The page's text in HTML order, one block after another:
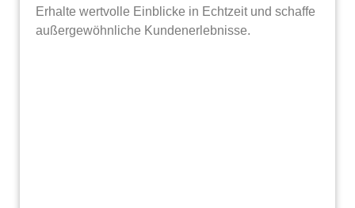
Erhalte wertvolle Einblicke in Echtzeit und schaffe
außergewöhnliche Kundenerlebnisse.